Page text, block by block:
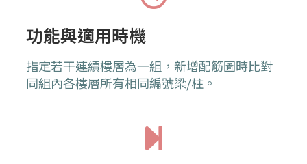
功能與適用時機
指定若干連續樓層為一組，新增配筋圖時比對
同組內各樓層所有相同編號梁/柱。